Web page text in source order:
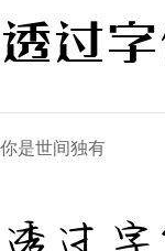
透过
你是世间独有